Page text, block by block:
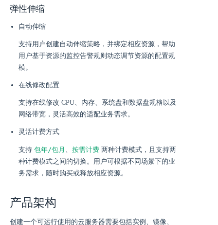
弹性伸缩
自动伸缩
支持用户创建自动伸缩策略，并绑定相应资源，帮助
用户基于资源的监控告警规则动态调节资源的配置规
模。
在线修改配置
支持在线修改 CPU、内存、系统盘和数据盘规格以及
网络带宽，灵活高效的适配业务需求。
灵活计费方式
支持 包年/包月 、 按需计费 两种计费模式，且支持两
种计费模式之间的切换。用户可根据不同场景下的业
务需求，随时购买或释放相应资源。
产品架构
创建一个可运行使用的云服务器需要包括实例、镜像、